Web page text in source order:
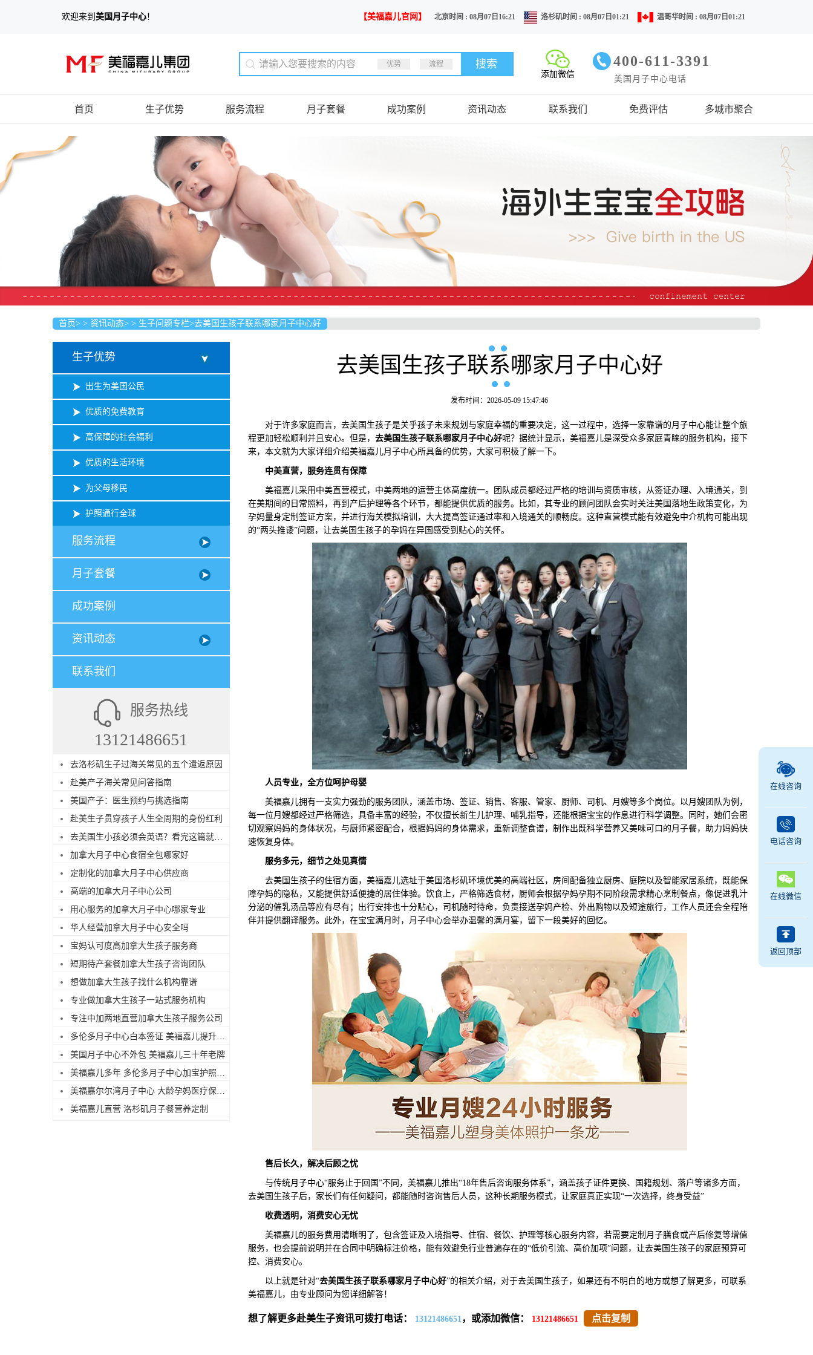
欢迎来到 美国月子中心！ 【美福嘉儿官网】 北京时间 : 08月07日16:21 洛杉矶时间 : 08月07日01:21 温哥华时间 : 08月07日01:21
优势 流程
添加微信
400-611-3391
美国月子中心电话
首页 生子优势 服务流程 月子套餐 成功案例 资讯动态 联系我们 免费评估 多城市聚合
首页> > 资讯动态> > 生子问题专栏>去美国生孩子联系哪家月子中心好
生子优势
出生为美国公民
优质的免费教育
高保障的社会福利
优质的生活环境
为父母移民
护照通行全球
服务流程
月子套餐
成功案例
资讯动态
联系我们
服务热线
13121486651
去洛杉矶生子过海关常见的五个遣返原因
赴美产子海关常见问答指南
美国产子：医生预约与挑选指南
赴美生子贯穿孩子人生全周期的身份红利
去美国生小孩必须会英语？看完这篇就不焦虑了
加拿大月子中心食宿全包哪家好
定制化的加拿大月子中心供应商
高端的加拿大月子中心公司
用心服务的加拿大月子中心哪家专业
华人经营加拿大月子中心安全吗
宝妈认可度高加拿大生孩子服务商
短期待产套餐加拿大生孩子咨询团队
想做加拿大生孩子找什么机构靠谱
专业做加拿大生孩子一站式服务机构
专注中加两地直营加拿大生孩子服务公司
多伦多月子中心白本签证 美福嘉儿提升过签
美国月子中心不外包 美福嘉儿三十年老牌
美福嘉儿多年 多伦多月子中心加宝护照续签
美福嘉尔尔湾月子中心 大龄孕妈医疗保障足
美福嘉儿直营 洛杉矶月子餐营养定制
去美国生孩子联系哪家月子中心好
发布时间：2026-05-09 15:47:46
对于许多家庭而言，去美国生孩子是关乎孩子未来规划与家庭幸福的重要决定，这一过程中，选择一家靠谱的月子中心能让整个旅
程更加轻松顺利并且安心。但是， 去美国生孩子联系哪家月子中心好呢？据统计显示，美福嘉儿是深受众多家庭青睐的服务机构，接下
来，本文就为大家详细介绍美福嘉儿月子中心所具备的优势，大家可积极了解一下。
中美直营，服务连贯有保障
美福嘉儿采用中美直营模式，中美两地的运营主体高度统一。团队成员都经过严格的培训与资质审核，从签证办理、入境通关，到
在美期间的日常照料，再到产后护理等各个环节，都能提供优质的服务。比如，其专业的顾问团队会实时关注美国落地生政策变化，为
孕妈量身定制签证方案，并进行海关模拟培训，大大提高签证通过率和入境通关的顺畅度。这种直营模式能有效避免中介机构可能出现
的“两头推诿”问题，让去美国生孩子的孕妈在异国感受到贴心的关怀。
人员专业，全方位呵护母婴
美福嘉儿拥有一支实力强劲的服务团队，涵盖市场、签证、销售、客服、管家、厨师、司机、月嫂等多个岗位。以月嫂团队为例，
每一位月嫂都经过严格筛选，具备丰富的经验，不仅擅长新生儿护理、哺乳指导，还能根据宝宝的作息进行科学调整。同时，她们会密
切观察妈妈的身体状况，与厨师紧密配合，根据妈妈的身体需求，重新调整食谱，制作出既科学营养又美味可口的月子餐，助力妈妈快
速恢复身体。
服务多元，细节之处见真情
去美国生孩子的住宿方面，美福嘉儿选址于美国洛杉矶环境优美的高端社区，房间配备独立厨房、庭院以及智能家居系统，既能保
障孕妈的隐私，又能提供舒适便捷的居住体验。饮食上，严格筛选食材，厨师会根据孕妈孕期不同阶段需求精心烹制餐点，像促进乳汁
分泌的催乳汤品等应有尽有；出行安排也十分贴心，司机随时待命，负责接送孕妈产检、外出购物以及短途旅行，工作人员还会全程陪
伴并提供翻译服务。此外，在宝宝满月时，月子中心会举办温馨的满月宴，留下一段美好的回忆。
售后长久，解决后顾之忧
与传统月子中心“服务止于回国”不同，美福嘉儿推出“18年售后咨询服务体系”，涵盖孩子证件更换、国籍规划、落户等诸多方面，
去美国生孩子后，家长们有任何疑问，都能随时咨询售后人员，这种长期服务模式，让家庭真正实现“一次选择，终身受益”
收费透明，消费安心无忧
美福嘉儿的服务费用清晰明了，包含签证及入境指导、住宿、餐饮、护理等核心服务内容，若需要定制月子膳食或产后修复等增值
服务，也会提前说明并在合同中明确标注价格，能有效避免行业普遍存在的“低价引流、高价加项”问题，让去美国生孩子的家庭预算可
控、消费安心。
以上就是针对“去美国生孩子联系哪家月子中心好”的相关介绍，对于去美国生孩子，如果还有不明白的地方或想了解更多，可联系
美福嘉儿，由专业顾问为您详细解答！
想了解更多赴美生子资讯可拨打电话： 13121486651，或添加微信： 13121486651 点击复制
在线咨询
电话咨询
在线微信
返回顶部